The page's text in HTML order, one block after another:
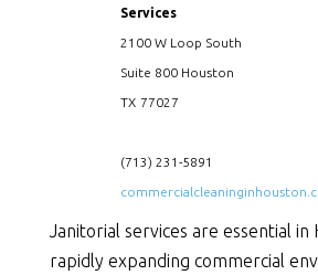
Services
2100 W Loop South
Suite 800 Houston
TX 77027
(713) 231-5891
Janitorial services are essential in
rapidly expanding commercial